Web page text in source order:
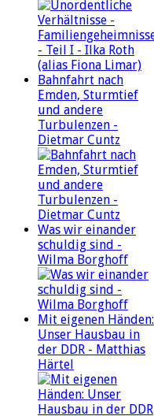
Bahnfahrt nach
Emden, Sturmtief
und andere
Turbulenzen -
Dietmar Cuntz
Was wir einander
schuldig sind -
Wilma Borghoff
Mit eigenen Händen:
Unser Hausbau in
der DDR - Matthias
Härtel